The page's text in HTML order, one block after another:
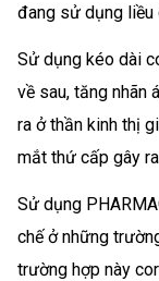
đang sử dụng liều
Sử dụng kéo dài
về sau, tăng nhãn
ra ở thần kinh thị
mắt thứ cấp gây
Sử dụng
chế ở những
trường hợp này